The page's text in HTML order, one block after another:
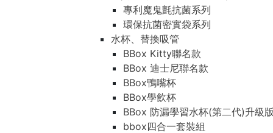
專利魔鬼氈抗菌系列
環保抗菌密實袋系列
水杯、替換吸管
BBox Kitty聯名款
BBox 迪士尼聯名款
BBox鴨嘴杯
BBox學飲杯
BBox 防漏學習水杯(第二代)升級版
bbox四合一套裝組